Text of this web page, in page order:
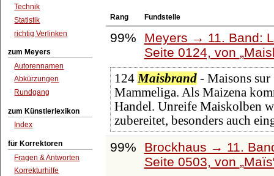
Technik
Statistik
richtig Verlinken
zum Meyers
Autorennamen
Abkürzungen
Rundgang
zum Künstlerlexikon
Index
für Korrektoren
Fragen & Antworten
Korrekturhilfe
Rang Fundstelle
99%
Meyers → 11. Band:
Seite 0124, von
124 Maisbrand- Maisons sur
Mammeliga. Als Maizena
Handel. Unreife Maiskolben
zubereitet, besonders auch
99%
Brockhaus → 11.
Seite 0503, von Maïs